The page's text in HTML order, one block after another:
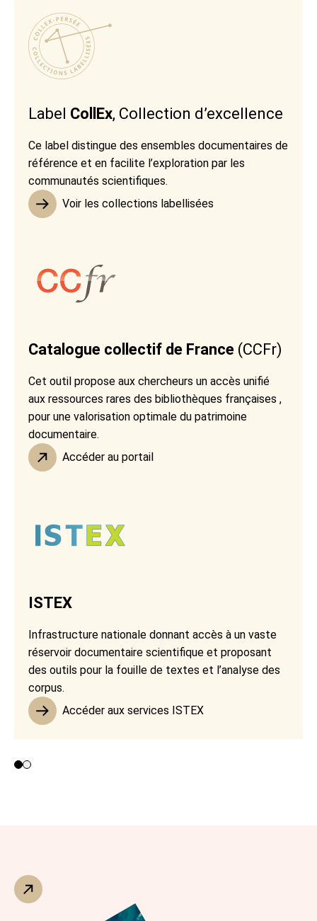
Label CollEx, Collection d’excellence
Ce label distingue des ensembles documentaires de
référence et en facilite l’exploration par les
communautés scientifiques.
Voir les collections labellisées
Catalogue collectif de France (CCFr)
Cet outil propose aux chercheurs un accès unifié
aux ressources rares des bibliothèques françaises ,
pour une valorisation optimale du patrimoine
documentaire.
Accéder au portail
ISTEX
Infrastructure nationale donnant accès à un vaste
réservoir documentaire scientifique et proposant
des outils pour la fouille de textes et l’analyse des
corpus.
Accéder aux services ISTEX
Contributeurs 1 et 2
Contributeur 3